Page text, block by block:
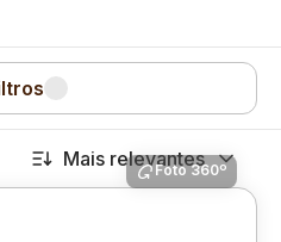
Mais relevantes
Foto 360º